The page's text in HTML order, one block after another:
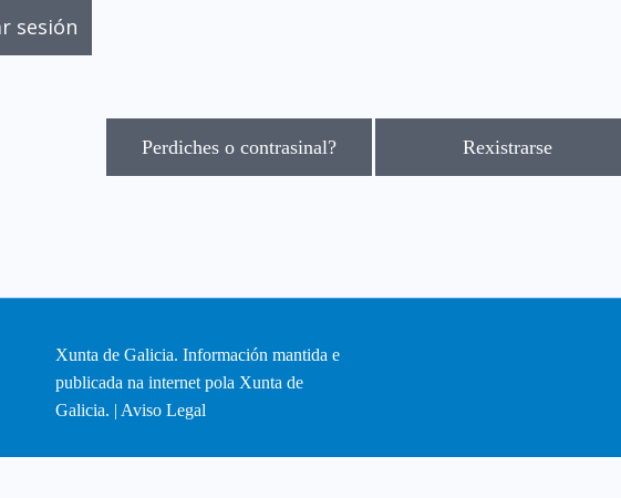
Perdiches o contrasinal? Rexistrarse
Xunta de Galicia. Información mantida e
publicada na internet pola Xunta de
Galicia. | Aviso Legal